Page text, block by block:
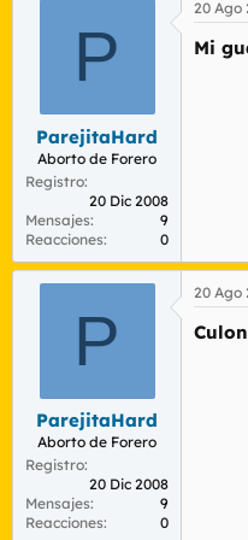
P
ParejitaHard
Aborto de Forero
Registro
20 Dic 2008
Mensajes
9
Reacciones
0
20 Ago
Mi
P
ParejitaHard
Aborto de Forero
Registro
20 Dic 2008
Mensajes
9
Reacciones
0
20 Ago